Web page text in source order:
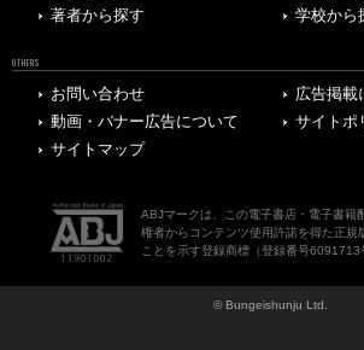
著者から探す
学校から
OTHERS
お問い合わせ
広告掲載
動画・バナー広告について
サイトポ
サイトマップ
ABJマークは、この電子書店・電子書籍
権者からコンテンツ使用許諾を得た正規
ことを示す登録商標（登録番号6091713
© Bungeishunju Ltd.